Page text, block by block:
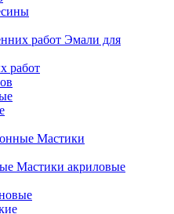
Эмали для
работ
Мастики
Мастики акриловые